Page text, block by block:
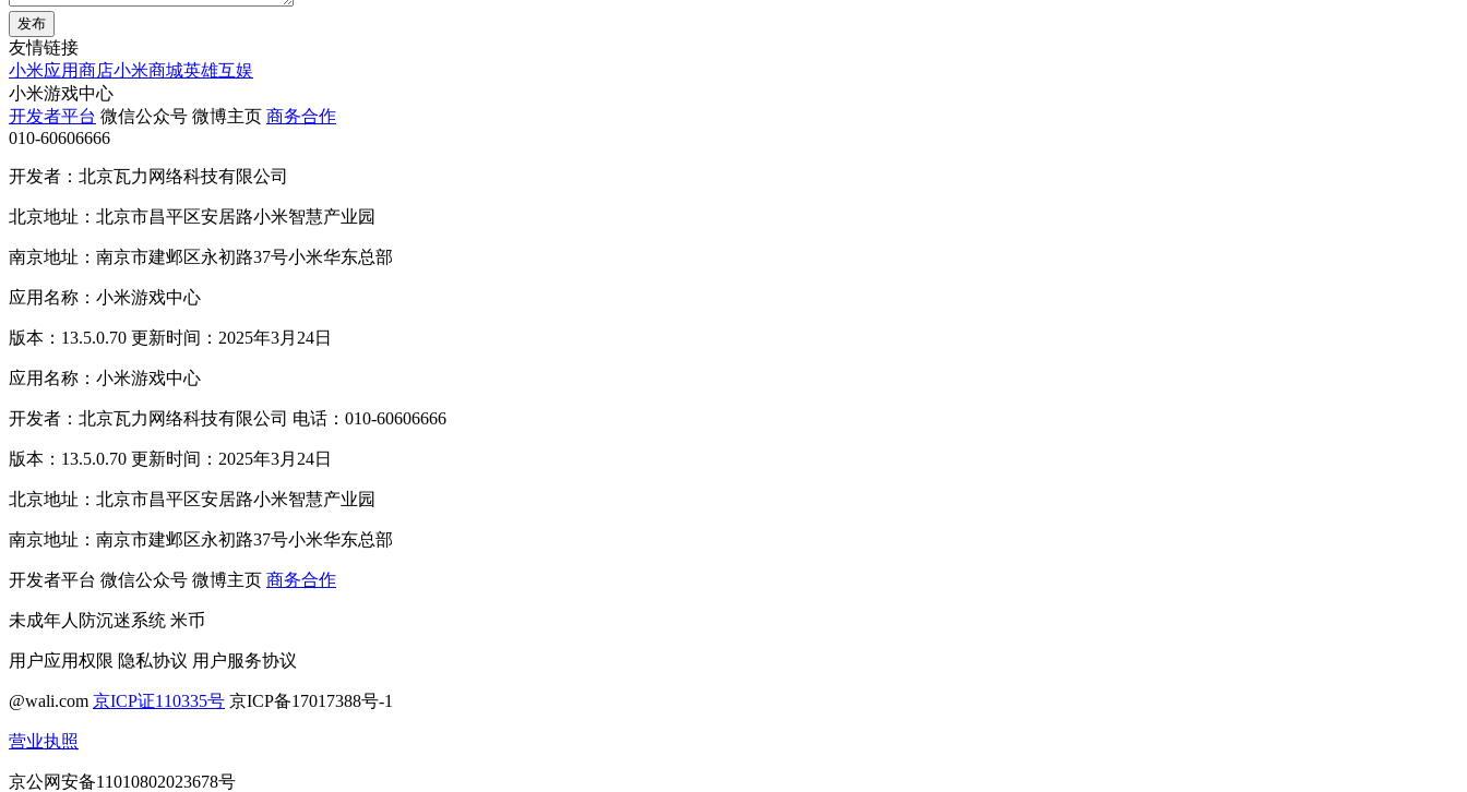
发布
友情链接
小米应用商店小米商城英雄互娱
小米游戏中心
开发者平台 微信公众号 微博主页 商务合作
010-60606666
开发者：北京瓦力网络科技有限公司
北京地址：北京市昌平区安居路小米智慧产业园
南京地址：南京市建邺区永初路37号小米华东总部
应用名称：小米游戏中心
版本：13.5.0.70 更新时间：2025年3月24日
应用名称：小米游戏中心
开发者：北京瓦力网络科技有限公司 电话：010-60606666
版本：13.5.0.70 更新时间：2025年3月24日
北京地址：北京市昌平区安居路小米智慧产业园
南京地址：南京市建邺区永初路37号小米华东总部
开发者平台 微信公众号 微博主页 商务合作
未成年人防沉迷系统 米币
用户应用权限 隐私协议 用户服务协议
@wali.com 京ICP证110335号 京ICP备17017388号-1
营业执照
京公网安备11010802023678号